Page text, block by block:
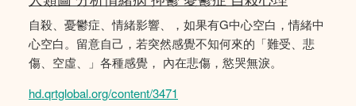
自殺、憂鬱症、情緒影響、，如果有G中心空白，情緒中
心空白。留意自己，若突然感覺不知何來的「難受、悲
傷、空虛、」各種感覺， 內在悲傷，慾哭無淚。
hd.qrtglobal.org/content/3471